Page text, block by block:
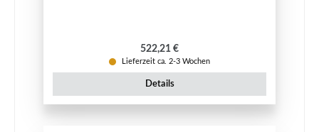
Regulärer Preis:
522,21 €
Lieferzeit ca. 2-3 Wochen
Details